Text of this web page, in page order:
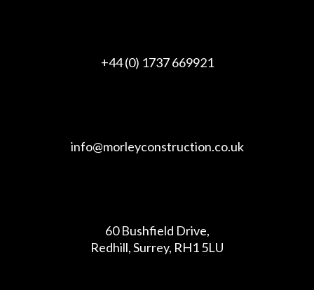
+44 (0) 1737 669921
info@morleyconstruction.co.uk
60 Bushfield Drive,
Redhill, Surrey, RH1 5LU